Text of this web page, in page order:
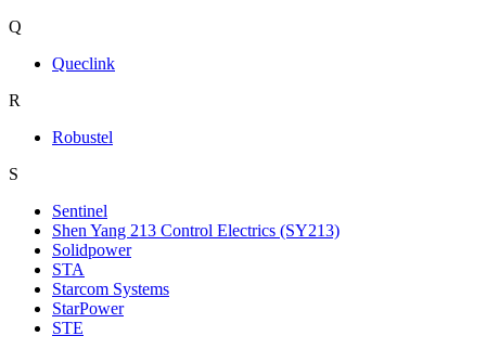
Q
Queclink
R
Robustel
S
Sentinel
Shen Yang 213 Control Electrics (SY213)
Solidpower
STA
Starcom Systems
StarPower
STE